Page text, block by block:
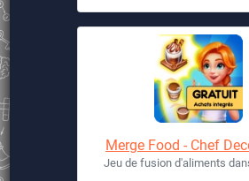
Merge Food - Chef
Jeu de fusion d'aliments